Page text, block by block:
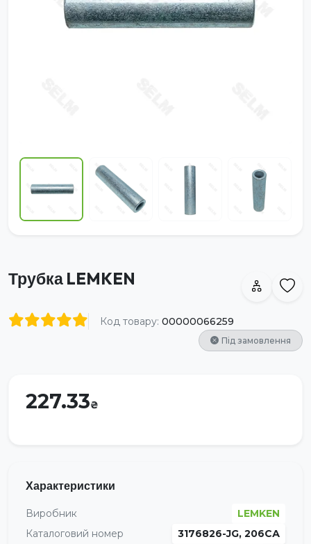
Трубка LEMKEN
Код товару: 00000066259
Під замовлення
227.33
Характеристики
Виробник
LEMKEN
Каталоговий номер
3176826-JG, 206СА